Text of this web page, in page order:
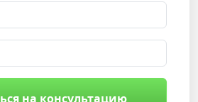
на консультацию